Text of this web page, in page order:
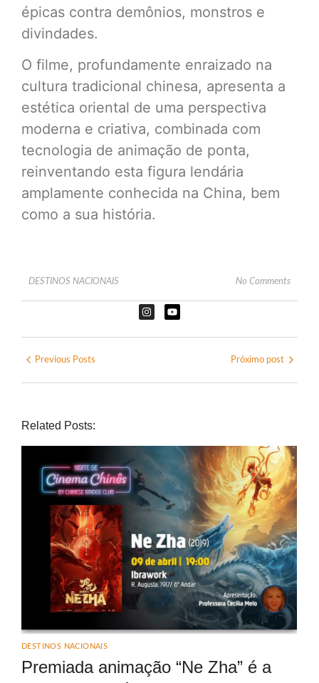
épicas contra demônios, monstros e
divindades.
O filme, profundamente enraizado na
cultura tradicional chinesa, apresenta a
estética oriental de uma perspectiva
moderna e criativa, combinada com
tecnologia de animação de ponta,
reinventando esta figura lendária
amplamente conhecida na China, bem
como a sua história.
DESTINOS NACIONAIS No Comments
Previous Posts Próximo post
Related Posts:
DESTINOS NACIONAIS
Premiada animação “Ne Zha” é a